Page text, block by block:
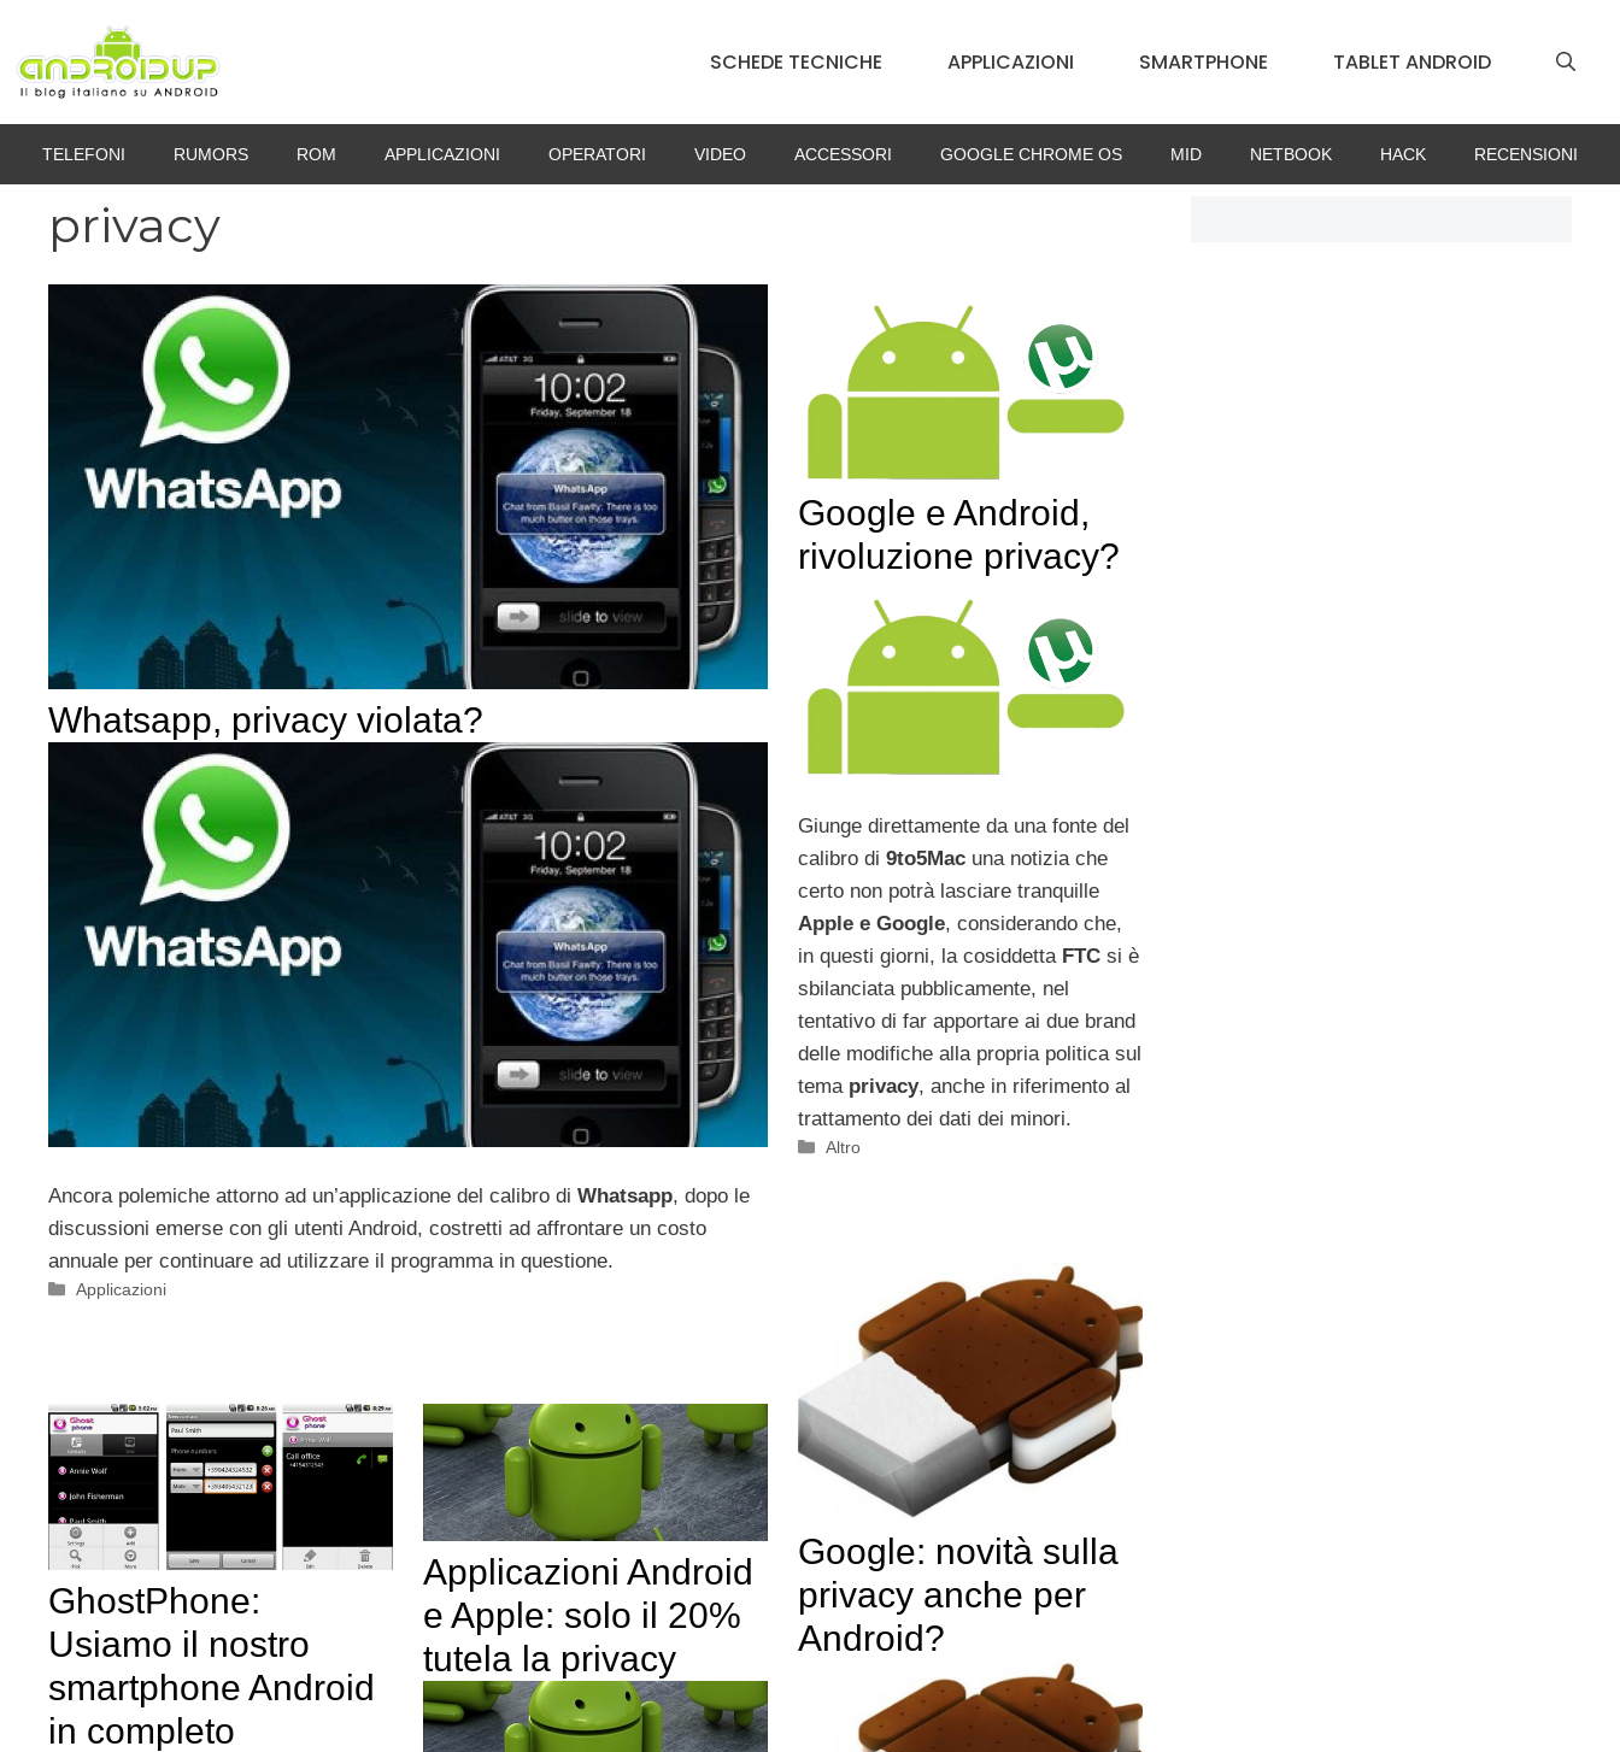
contenuto
SCHEDE TECNICHE APPLICAZIONI SMARTPHONE TABLET ANDROID
TELEFONI RUMORS ROM APPLICAZIONI OPERATORI VIDEO ACCESSORI GOOGLE CHROME OS MID NETBOOK HACK RECENSIONI
privacy
Whatsapp, privacy violata?
Ancora polemiche attorno ad un’applicazione del calibro di Whatsapp, dopo le
discussioni emerse con gli utenti Android, costretti ad affrontare un costo
annuale per continuare ad utilizzare il programma in questione.
Categorie
Applicazioni
Google e Android,
rivoluzione privacy?
Giunge direttamente da una fonte del
calibro di 9to5Macuna notizia che
certo non potrà lasciare tranquille
Apple e Google, considerando che,
in questi giorni, la cosiddetta FTCsi è
sbilanciata pubblicamente, nel
tentativo di far apportare ai due brand
delle modifiche alla propria politica sul
tema privacy, anche in riferimento al
trattamento dei dati dei minori.
Categorie
Altro
Google: novità sulla
privacy anche per
Android?
GhostPhone:
Usiamo il nostro
smartphone Android
in completo
Applicazioni Android
e Apple: solo il 20%
tutela la privacy